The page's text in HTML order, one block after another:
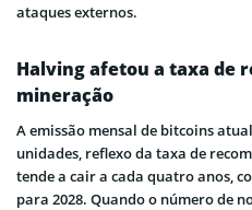
ataques externos.
Halving afetou a taxa de
mineração
A emissão mensal de bitcoins
unidades, reflexo da taxa de
tende a cair a cada quatro anos,
para 2028. Quando o número de